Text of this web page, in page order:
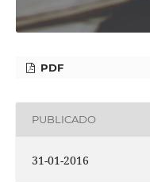
PDF
PUBLICADO
31-01-2016